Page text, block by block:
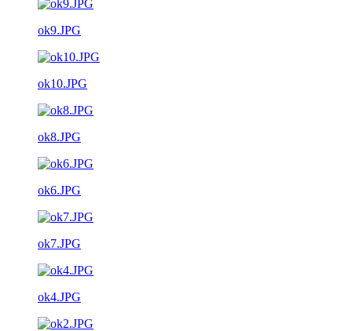
ok9.JPG
ok10.JPG
ok8.JPG
ok6.JPG
ok7.JPG
ok4.JPG